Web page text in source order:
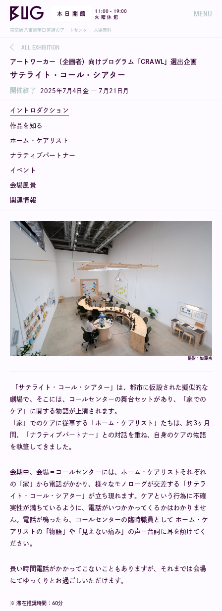
本 日 開 館 11:00 - 19:00
火 曜 休 館
MENU
東京駅八重洲南口直結のアートセンター 入場無料
ALL EXHIBITION
アートワーカー（企画者）向けプログラム「CRAWL」選出企画
サテライト・コール・シアター
開催終了 2025年7 月4 日 金— 7 月 21 日 月
イントロダクション
作品を知る
ホーム・ケアリスト
ナラティブパートナー
イベント
会場風景
関連情報
撮影：加藤甫
「サテライト・コール・シアター」は、都市に仮設された擬似的な
劇場で、そこには、コールセンターの舞台セットがあり、「家での
ケア」に関する物語が上演されます。
「家」でのケアに従事する「ホーム・ケアリスト」たちは、約3ヶ月
間、「ナラティブパートナー」との対話を重ね、自身のケアの物語
を執筆してきました。
会期中、会場＝コールセンターには、ホーム・ケアリストそれぞれ
の「家」から電話がかかり、様々なモノローグが交差する「サテラ
イト・コール・シアター」が立ち現れます。ケアという行為に不確
実性が満ちているように、電話がいつかかってくるかはわかりませ
ん。電話が鳴ったら、コールセンターの臨時職員として ホーム・ケ
アリストの「物語」や「見えない痛み」の声＝台詞に耳を傾けてく
ださい。
長い時間電話がかかってこないこともありますが、それまでは会場
にてゆっくりとお過ごしいただけます。
※ 滞在推奨時間：60分